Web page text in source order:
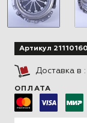
Артикул
Доставка в :
ОПЛАТА